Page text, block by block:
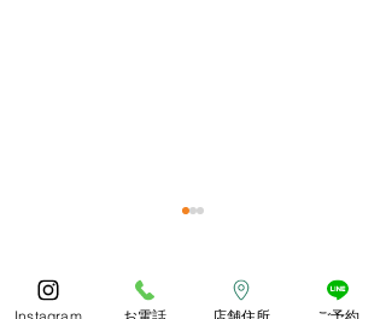
あっとゆう間の1年でしたね
コメント
Instagram お電話 店舗住所 ご予約